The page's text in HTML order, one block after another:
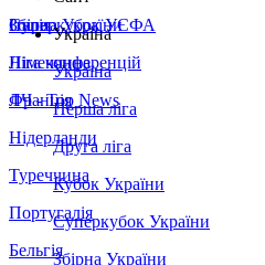
Збірна України
Італія
Німеччина
Франція
Нідерланди
Туреччина
Португалія
Бельгія
Суперкубок УЄФА
Ліга конференцій
ЛЧ - Top News
Україна
Україна
Перша ліга
Друга ліга
Кубок України
Суперкубок України
Збірна України